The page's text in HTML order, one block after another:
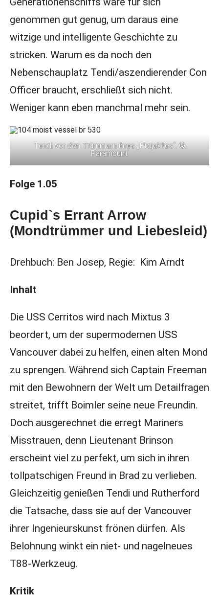
genommen gut genug, um daraus eine
witzige und intelligente Geschichte zu
stricken. Warum es da noch den
Nebenschauplatz Tendi/aszendierender Con
Officer braucht, erschließt sich nicht.
Weniger kann eben manchmal mehr sein.
Tendi vor den Trümmern ihres „Projektes“. ©
Paramount
Folge 1.05
Cupid`s Errant Arrow
(Mondtrümmer und Liebesleid)
Drehbuch: Ben Josep, Regie: Kim Arndt
Inhalt
Die USS Cerritos wird nach Mixtus 3
beordert, um der supermodernen USS
Vancouver dabei zu helfen, einen alten Mond
zu sprengen. Während sich Captain Freeman
mit den Bewohnern der Welt um Detailfragen
streitet, trifft Boimler seine neue Freundin.
Doch ausgerechnet die erregt Mariners
Misstrauen, denn Lieutenant Brinson
erscheint viel zu perfekt, um sich in ihren
tollpatschigen Freund in Brad zu verlieben.
Gleichzeitig genießen Tendi und Rutherford
die Tatsache, dass sie auf der Vancouver
ihrer Ingenieurskunst frönen dürfen. Als
Belohnung winkt ein niet- und nagelneues
T88-Werkzeug.
Kritik